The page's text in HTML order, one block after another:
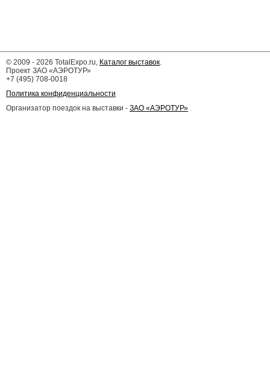
© 2009 - 2026 TotalExpo.ru, Каталог выставок.
Проект ЗАО «АЭРОТУР»
+7 (495) 708-0018
Политика конфиденциальности
Организатор поездок на выставки - ЗАО «АЭРОТУР»